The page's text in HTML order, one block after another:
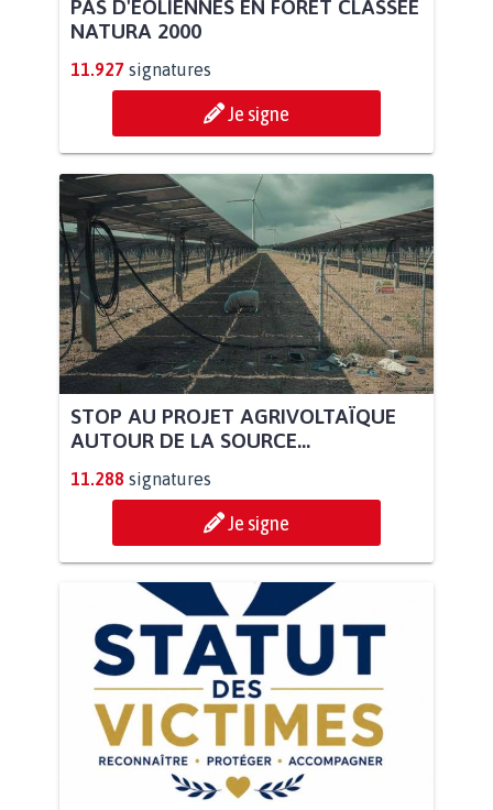
PAS D'ÉOLIENNES EN FORÊT CLASSÉE
NATURA 2000
11.927 signatures
Je signe
STOP AU PROJET AGRIVOLTAÏQUE
AUTOUR DE LA SOURCE...
11.288 signatures
Je signe